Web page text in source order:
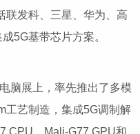
联发科、三星、华为、高
5G基带芯片方案。
脑展上，率先推出了多模
艺制造，集成5G调制解